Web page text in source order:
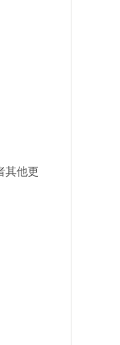
其他更